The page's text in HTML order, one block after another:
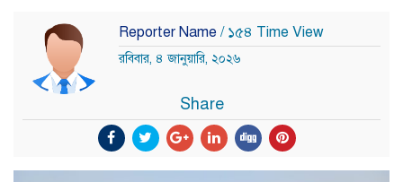
Reporter Name / ১৫৪ Time View
রবিবার, ৪ জানুয়ারি, ২০২৬
Share